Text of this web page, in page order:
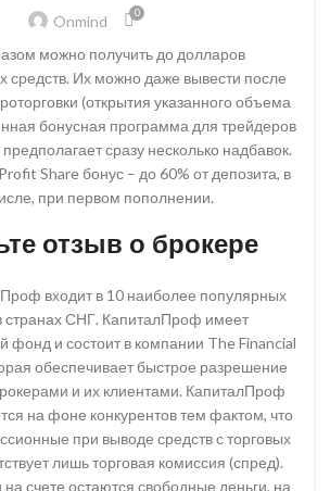
Onmind 0
можно получить до долларов
средств. Их можно даже вывести после
(открытия указанного объема
бонусная программа для трейдеров
сразу несколько надбавок.
Share бонус – до 60% от депозита, в
при первом пополнении.
отзыв о брокере
входит в 10 наиболее популярных
странах СНГ. КапиталПроф имеет
фонд и состоит в компании The Financial
обеспечивает быстрое разрешение
и их клиентами. КапиталПроф
на фоне конкурентов тем фактом, что
при выводе средств с торговых
лишь торговая комиссия (спред).
на счете остаются свободные деньги, на